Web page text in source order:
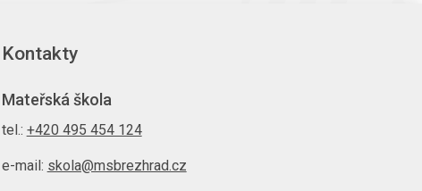
Kontakty
Mateřská škola
tel.: +420 495 454 124
e-mail: skola@msbrezhrad.cz